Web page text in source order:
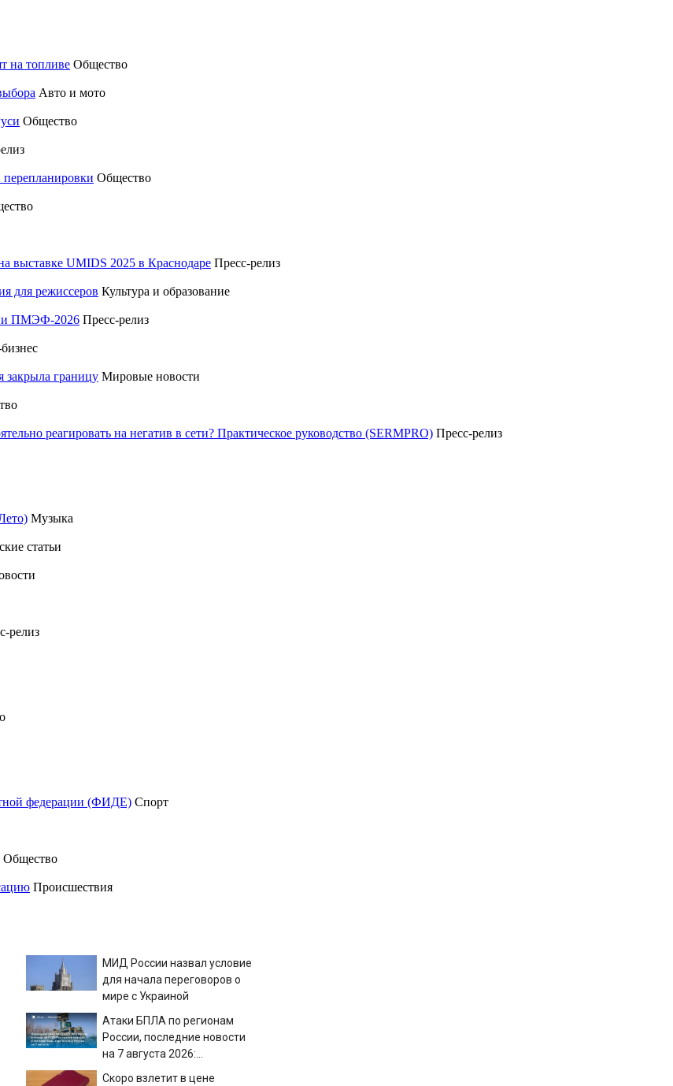
на топливе Общество
Авто и мото
Общество
Общество
выставке UMIDS 2025 в Краснодаре Пресс-релиз
для режиссеров Культура и образование
ПМЭФ-2026 Пресс-релиз
закрыла границу Мировые новости
реагировать на негатив в сети? Практическое руководство (SERMPRO) Пресс-релиз
Музыка
статьи
релиз
федерации (ФИДЕ) Спорт
Общество
Происшествия
МИД России назвал условие
для начала переговоров о
мире с Украиной
Атаки БПЛА по регионам
России, последние новости
на 7 августа 2026:
Скоро взлетит в цене